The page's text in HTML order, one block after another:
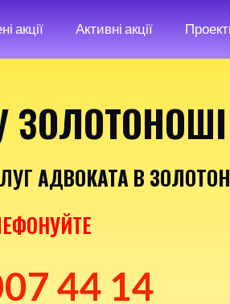
акції Активні акції
ЗОЛОТОНОШІ
АДВОКАТА В
44 14